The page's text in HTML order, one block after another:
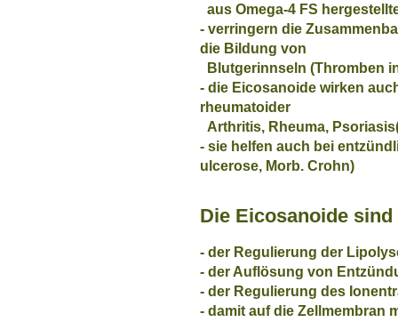
aus Omega-4 FS
- verringern die
die Bildung von
Blutgerinnseln (Thromben
- die Eicosanoide wirken
rheumatoider
Arthritis, Rheuma,
- sie helfen auch bei
ulcerose, Morb. Crohn)
Die Eicosanoide
- der Regulierung der
- der Auflösung von
- der Regulierung des
- damit auf die Zellmembran